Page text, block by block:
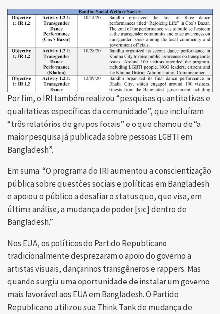
Por fim, o IRI também realizou “pesquisas quantitativas e
qualitativas específicas da comunidade”, que incluíram
“três relatórios de grupos focais” e o que chamou de “a
maior pesquisa já publicada sobre pessoas LGBTI em
Bangladesh”.
Em suma: “O programa do IRI aumentou a conscientização
pública sobre questões sociais e políticas em Bangladesh
e apoiou o público a desafiar o status quo, que visa, em
última análise, a mudança de poder [sic] dentro de
Bangladesh.”
Nos EUA, os políticos do Partido Republicano
tradicionalmente desprezaram o apoio do governo a
artistas visuais, dançarinos transgêneros e rappers. Mas
quando surgiu uma oportunidade de instalar um governo
mais favorável aos EUA em Bangladesh. O Partido
Republicano utilizou sua Think Tank de mudança de